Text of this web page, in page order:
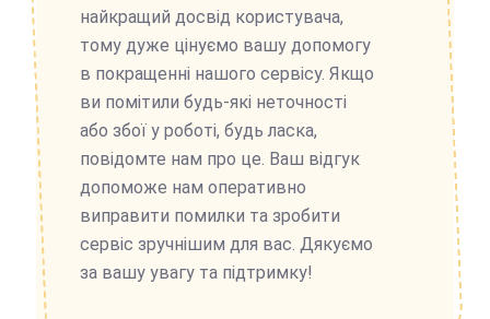
найкращий досвід користувача,
тому дуже цінуємо вашу допомогу
в покращенні нашого сервісу. Якщо
ви помітили будь-які неточності
або збої у роботі, будь ласка,
повідомте нам про це. Ваш відгук
допоможе нам оперативно
виправити помилки та зробити
сервіс зручнішим для вас. Дякуємо
за вашу увагу та підтримку!